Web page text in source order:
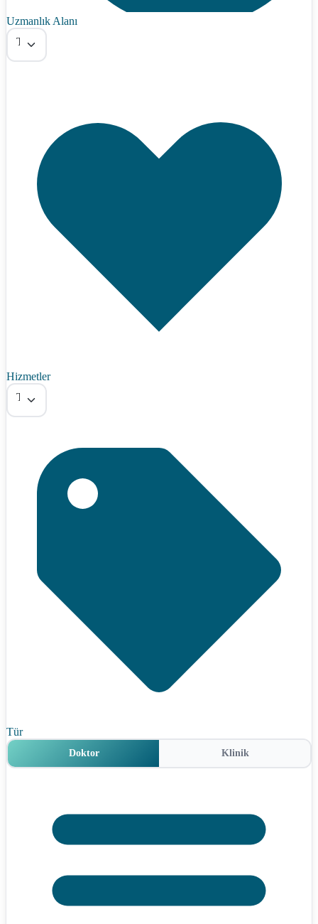
Uzmanlık Alanı
Tümü
Hizmetler
Tümü
Tür
Doktor Klinik